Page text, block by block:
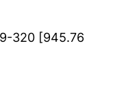
320 [945.76